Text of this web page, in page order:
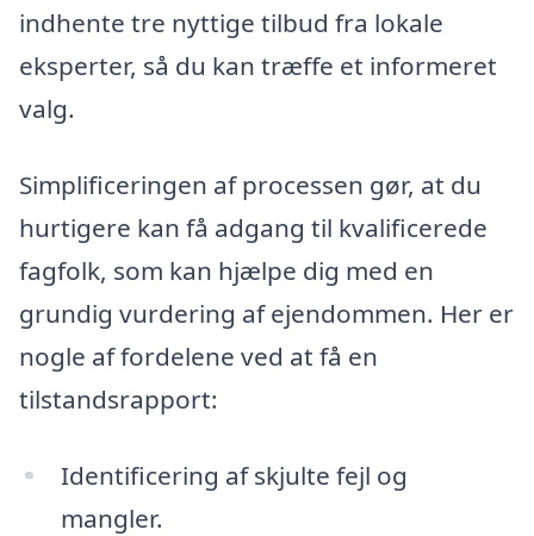
indhente tre nyttige tilbud fra lokale
eksperter, så du kan træffe et informeret
valg.
Simplificeringen af processen gør, at du
hurtigere kan få adgang til kvalificerede
fagfolk, som kan hjælpe dig med en
grundig vurdering af ejendommen. Her er
nogle af fordelene ved at få en
tilstandsrapport:
Identificering af skjulte fejl og
mangler.